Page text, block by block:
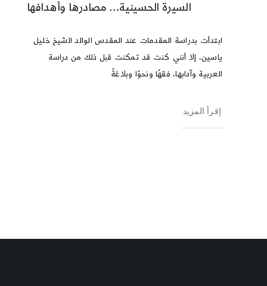
السيرة الحسينية… مصادرها وأهدافها
ابتدأت بدراسة المقدمات عند المقدس الوالد الشيخ خليل
ياسين، إلا أنني كنت قد تمكنت قبل ذلك من دراسة
العربية وآدابها، فقهًا ونحوًا وبلاغةً
إقرأ المزيد